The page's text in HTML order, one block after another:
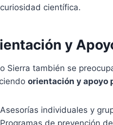
curiosidad científica.
y
Sierra también se
orientación y apoyo
Asesorías individuales y